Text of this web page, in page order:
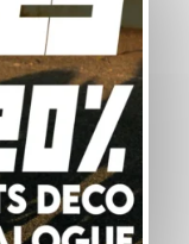
stickers moto
En
au sèche-
de résidu ni
de vos
de
ou de
et de